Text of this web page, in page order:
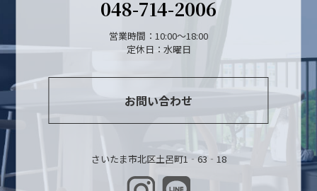
048-714-2006
営業時間：10:00～18:00
定休日：水曜日
お問い合わせ
さいたま市北区土呂町1‐63‐18